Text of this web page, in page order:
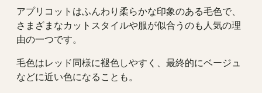
アプリコットはふんわり柔らかな印象のある毛色で、
さまざまなカットスタイルや服が似合うのも人気の理
由の一つです。
毛色はレッド同様に褪色しやすく、最終的にベージュ
などに近い色になることも。